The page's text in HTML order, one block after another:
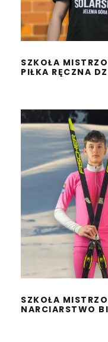
SZKOŁA
PIŁKA RĘCZNA
SZKOŁA
NARCIARSTWO